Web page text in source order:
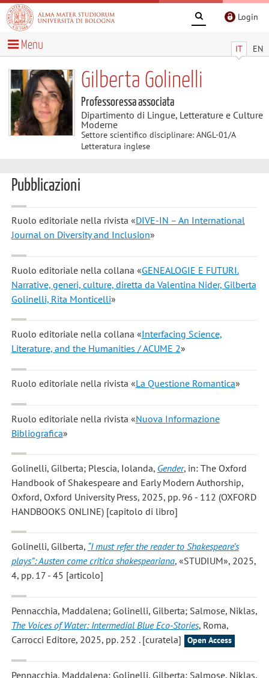
Login
IT EN
Menu
Gilberta Golinelli
Professoressa associata
Dipartimento di Lingue, Letterature e Culture
Moderne
Settore scientifico disciplinare: ANGL-01/A
Letteratura inglese
Pubblicazioni
Ruolo editoriale nella rivista «DIVE-IN – An International
Journal on Diversity and Inclusion»
Ruolo editoriale nella collana «GENEALOGIE E FUTURI.
Narrative, generi, culture, diretta da Valentina Nider, Gilberta
Golinelli, Rita Monticelli»
Ruolo editoriale nella collana «Interfacing Science,
Literature, and the Humanities / ACUME 2»
Ruolo editoriale nella rivista «La Questione Romantica»
Ruolo editoriale nella rivista «Nuova Informazione
Bibliografica»
Golinelli, Gilberta; Plescia, Iolanda, Gender, in: The Oxford
Handbook of Shakespeare and Early Modern Authorship,
Oxford, Oxford University Press, 2025, pp. 96 - 112 (OXFORD
HANDBOOKS ONLINE) [capitolo di libro]
Golinelli, Gilberta, “I must refer the reader to Shakespeare’s
plays”: Austen come critica shakespeariana, «STUDIUM», 2025,
4, pp. 17 - 45 [articolo]
Pennacchia, Maddalena; Golinelli, Gilberta; Salmose, Niklas,
The Voices of Water: Intermedial Blue Eco-Stories, Roma,
Carrocci Editore, 2025, pp. 252 . [curatela]
Open Access
Pennacchia, Maddalena; Golinelli, Gilberta; Salmose, Niklas,